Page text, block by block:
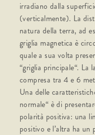
irradiano dalla
(verticalmente). La
natura della terra, ad
griglia magnetica è
quale a sua volta
“griglia principale“. La
compresa tra 4 e 6
Una delle
normale“ è di
polarità positiva: una
positivo e l’altra ha